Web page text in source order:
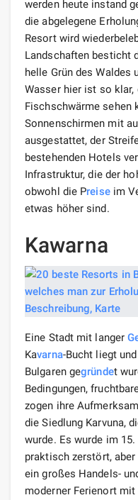
werden heute instand
die abgelegene
Resort wird
Landschaften besticht
helle Grün des Waldes
Wasser hier ist so klar,
Fischschwärme sehen
Sonnenschirmen mit
ausgestattet, der
bestehenden Hotels
Infrastruktur, die der
obwohl die Preiseim
etwas höher sind.
Kawarna
Eine Stadt mit langer
Kavarna-Bucht liegt
Bulgaren gegründet
Bedingungen,
zogen ihre
die Siedlung Karvuna,
wurde. Es wurde im
praktisch zerstört,
ein großes Handels-
moderner Ferienort